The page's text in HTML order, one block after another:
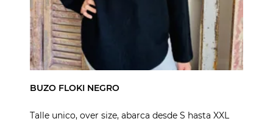
BUZO FLOKI NEGRO
Talle unico, over size, abarca desde S hasta XXL